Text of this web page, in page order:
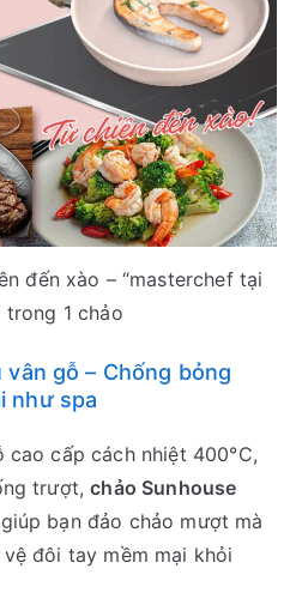
đến xào – “masterchef tại
trong 1 chảo
gỗ – Chống bỏng
như spa
cao cấp cách nhiệt 400°C,
trượt,chảo Sunhouse
bạn đảo chảo mượt mà
đôi tay mềm mại khỏi